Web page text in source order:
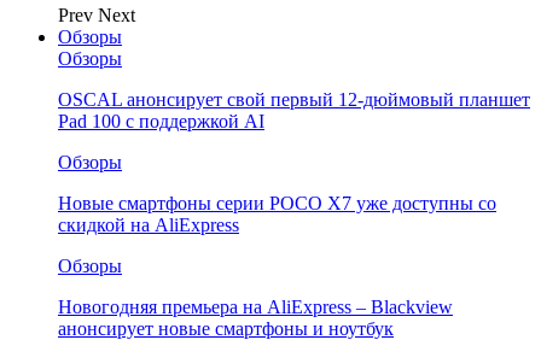
Prev Next
Обзоры
Обзоры
OSCAL анонсирует свой первый 12-дюймовый планшет
Pad 100 с поддержкой AI
Обзоры
Новые смартфоны серии POCO X7 уже доступны со
скидкой на AliExpress
Обзоры
Новогодняя премьера на AliExpress – Blackview
анонсирует новые смартфоны и ноутбук